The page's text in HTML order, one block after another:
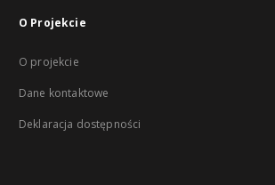
O Projekcie
O projekcie
Dane kontaktowe
Deklaracja dostępności